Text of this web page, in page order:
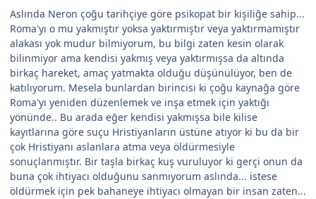
Aslında Neron çoğu tarihçiye göre psikopat bir kişiliğe sahip...
Roma'yı o mu yakmıştır yoksa yaktırmıştır veya yaktırmamıştır
alakası yok mudur bilmiyorum, bu bilgi zaten kesin olarak
bilinmiyor ama kendisi yakmış veya yaktırmışsa da altında
birkaç hareket, amaç yatmakta olduğu düşünülüyor, ben de
katılıyorum. Mesela bunlardan birincisi ki çoğu kaynağa göre
Roma'yı yeniden düzenlemek ve inşa etmek için yaktığı
yönünde.. Bu arada eğer kendisi yakmışsa bile kilise
kayıtlarına göre suçu Hristiyanların üstüne atıyor ki bu da bir
çok Hristiyanı aslanlara atma veya öldürmesiyle
sonuçlanmıştır. Bir taşla birkaç kuş vuruluyor ki gerçi onun da
buna çok ihtiyacı olduğunu sanmıyorum aslında... istese
öldürmek için pek bahaneye ihtiyacı olmayan bir insan zaten...